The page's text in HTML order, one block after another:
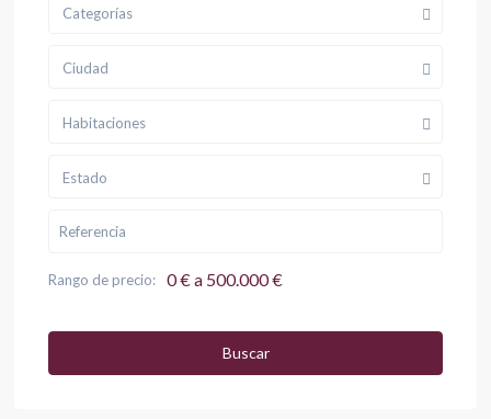
Categorías
Ciudad
Habitaciones
Estado
Rango de precio: 0 € a 500.000 €
Buscar